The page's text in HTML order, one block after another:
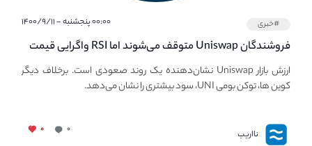
#خبری ۰۰:۰۰ پنجشنبه - ۱۴۰۰/۹/۱۱
فروشندگان Uniswap متوقف می‌شوند اما RSI واگرایی قیمت
UNI نزولی را توسعه می‌دهد.
ارزش بازار Uniswap نشان‌دهنده یک روند صعودی است. برخلاف دیگر
کوین ها، توکن بومی UNI، سود بیشتری را نشان می‌دهد.
نااریب ۰ ۰